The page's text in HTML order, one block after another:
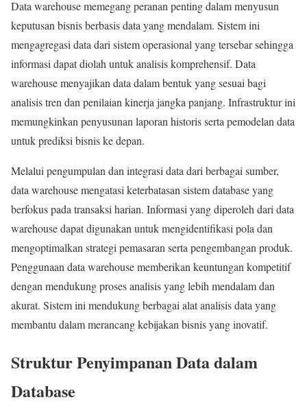
Data warehouse memegang peranan penting dalam menyusun
keputusan bisnis berbasis data yang mendalam. Sistem ini
mengagregasi data dari sistem operasional yang tersebar sehingga
informasi dapat diolah untuk analisis komprehensif. Data
warehouse menyajikan data dalam bentuk yang sesuai bagi
analisis tren dan penilaian kinerja jangka panjang. Infrastruktur ini
memungkinkan penyusunan laporan historis serta pemodelan data
untuk prediksi bisnis ke depan.
Melalui pengumpulan dan integrasi data dari berbagai sumber,
data warehouse mengatasi keterbatasan sistem database yang
berfokus pada transaksi harian. Informasi yang diperoleh dari data
warehouse dapat digunakan untuk mengidentifikasi pola dan
mengoptimalkan strategi pemasaran serta pengembangan produk.
Penggunaan data warehouse memberikan keuntungan kompetitif
dengan mendukung proses analisis yang lebih mendalam dan
akurat. Sistem ini mendukung berbagai alat analisis data yang
membantu dalam merancang kebijakan bisnis yang inovatif.
Struktur Penyimpanan Data dalam
Database